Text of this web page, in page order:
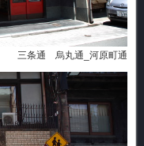
三条通 烏丸通_河原町通